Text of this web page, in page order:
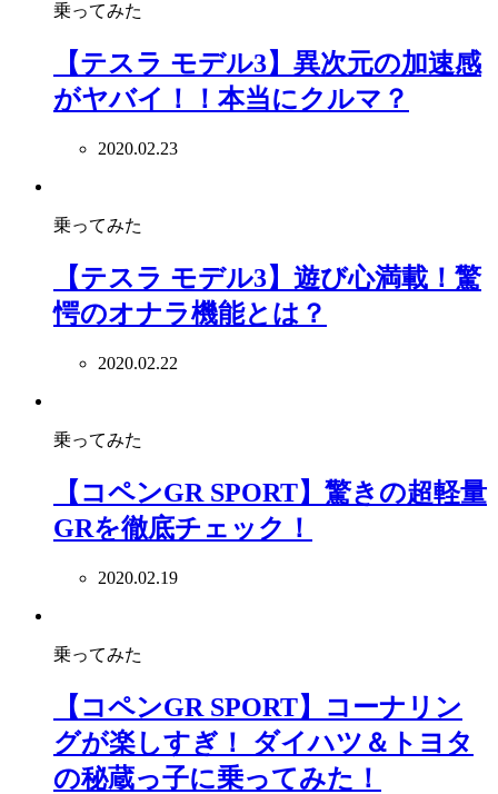
乗ってみた
【テスラ モデル3】異次元の加速感
がヤバイ！！本当にクルマ？
2020.02.23
乗ってみた
【テスラ モデル3】遊び心満載！驚
愕のオナラ機能とは？
2020.02.22
乗ってみた
【コペンGR SPORT】驚きの超軽量
GRを徹底チェック！
2020.02.19
乗ってみた
【コペンGR SPORT】コーナリン
グが楽しすぎ！ ダイハツ＆トヨタ
の秘蔵っ子に乗ってみた！